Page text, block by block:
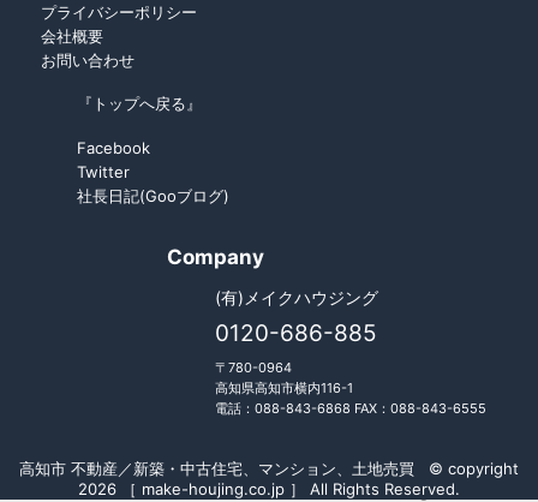
プライバシーポリシー
会社概要
お問い合わせ
『トップへ戻る』
Facebook
Twitter
社長日記(Gooブログ)
Company
(有)メイクハウジング
0120-686-885
〒780-0964
高知県高知市横内116-1
電話：088-843-6868 FAX：088-843-6555
高知市 不動産／新築・中古住宅、マンション、土地売買 © copyright
2026 ［ make-houjing.co.jp ］ All Rights Reserved.
Fudousan Plugin Ver.5.7.0